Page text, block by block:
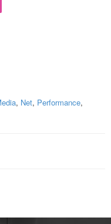
, Net, Performance,